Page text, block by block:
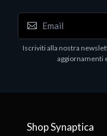
Iscriviti alla nostra
aggiornamenti
Shop Synaptica